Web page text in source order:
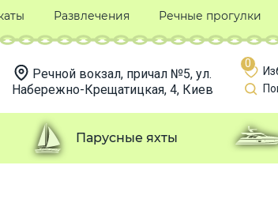
Развлечения Речные прогулки
Речной вокзал, причал №5, ул.
Набережно-Крещатицкая, 4, Киев
0
Парусные яхты